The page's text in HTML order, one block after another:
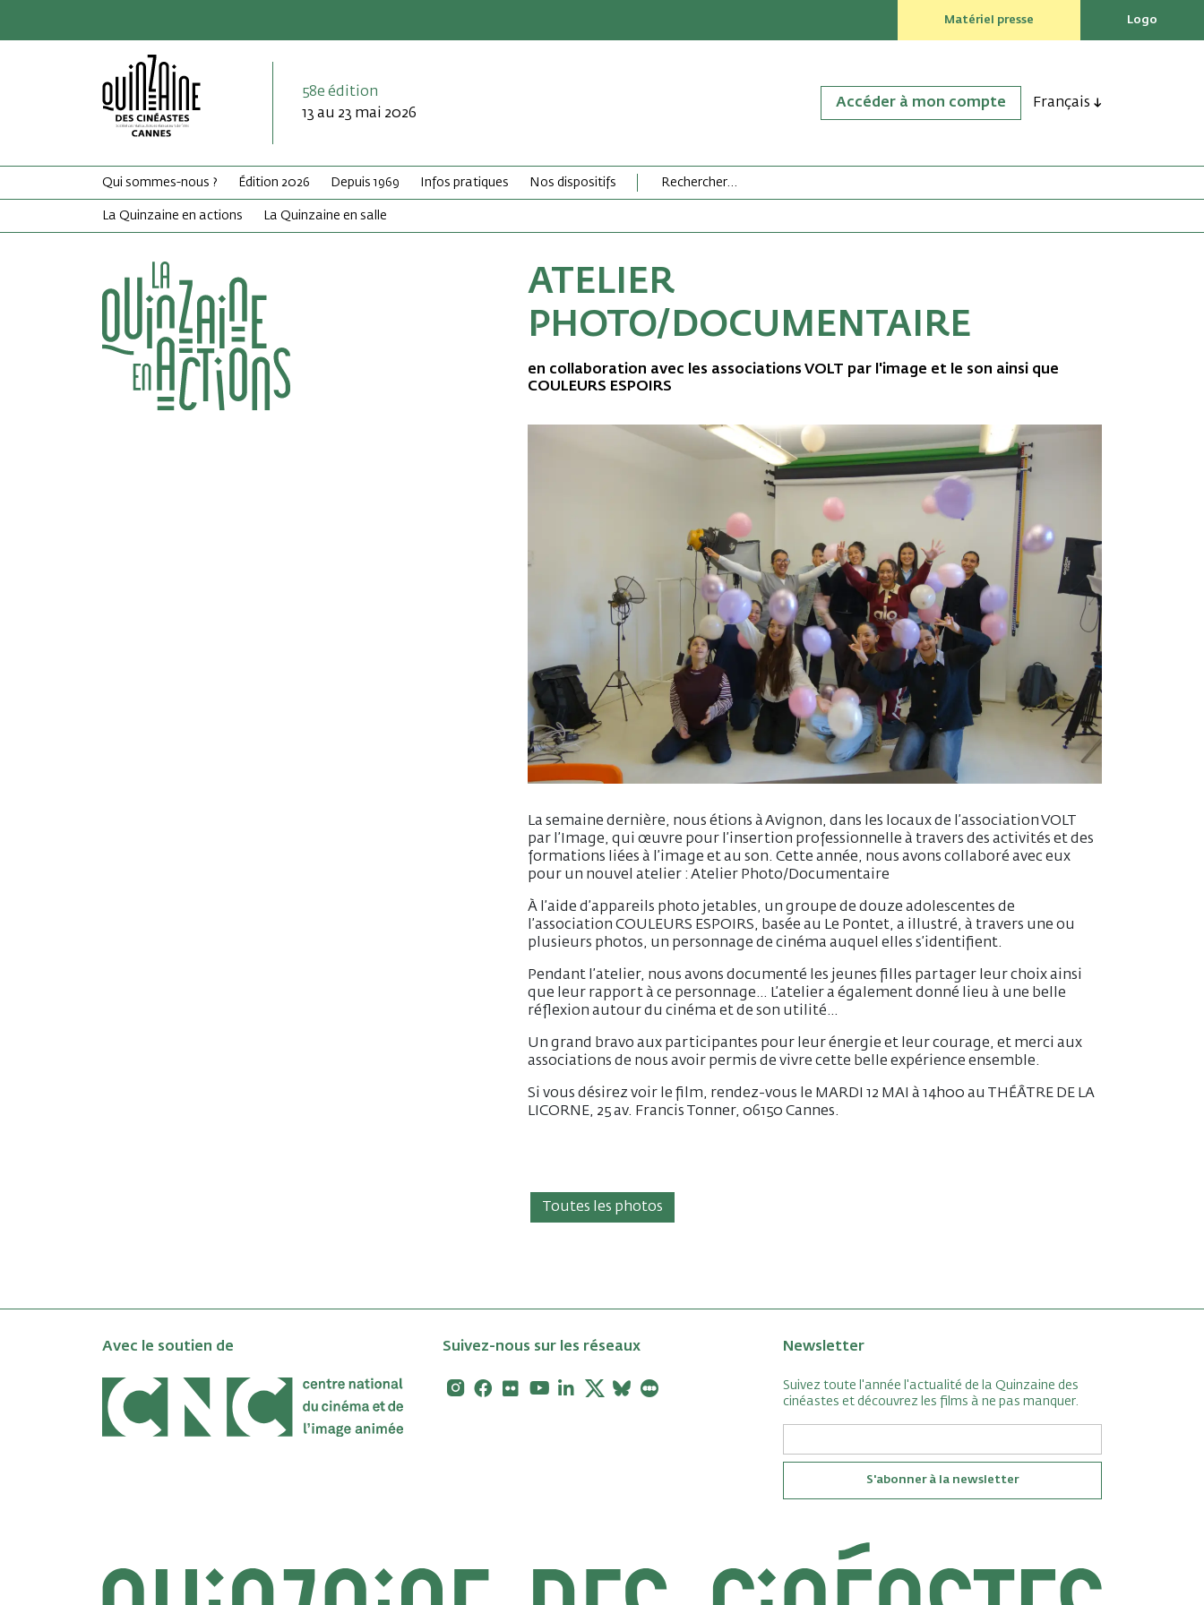
Matériel presse Logo
58e édition
13 au 23 mai 2026
Accéder à mon compte Français
Qui sommes-nous ? Édition 2026 Depuis 1969 Infos pratiques Nos dispositifs
La Quinzaine en actions La Quinzaine en salle
ATELIER
PHOTO/DOCUMENTAIRE
en collaboration avec les associations VOLT par l'image et le son ainsi que
COULEURS ESPOIRS
La semaine dernière, nous étions à Avignon, dans les locaux de l’association VOLT
par l’Image, qui œuvre pour l’insertion professionnelle à travers des activités et des
formations liées à l’image et au son. Cette année, nous avons collaboré avec eux
pour un nouvel atelier : Atelier Photo/Documentaire
À l’aide d’appareils photo jetables, un groupe de douze adolescentes de
l’association COULEURS ESPOIRS, basée au Le Pontet, a illustré, à travers une ou
plusieurs photos, un personnage de cinéma auquel elles s’identifient.
Pendant l’atelier, nous avons documenté les jeunes filles partager leur choix ainsi
que leur rapport à ce personnage… L’atelier a également donné lieu à une belle
réflexion autour du cinéma et de son utilité…
Un grand bravo aux participantes pour leur énergie et leur courage, et merci aux
associations de nous avoir permis de vivre cette belle expérience ensemble.
Si vous désirez voir le film, rendez-vous le MARDI 12 MAI à 14h00 au THÉÂTRE DE LA
LICORNE, 25 av. Francis Tonner, 06150 Cannes.
Toutes les photos
Newsletter
Suivez toute l'année l'actualité de la Quinzaine des
cinéastes et découvrez les films à ne pas manquer.
S'abonner à la newsletter
Suivez-nous sur les réseaux
Instagram
Facebook
FlickrYoutubeLinkedin
X Bluesky
Avec le soutien de